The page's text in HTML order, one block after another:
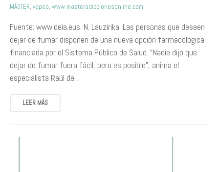
MÁSTER, vapeo, www.masteradiccionesonline.com
Fuente: www.deia.eus. N. Lauzirika. Las personas que deseen
dejar de fumar disponen de una nueva opción farmacológica
financiada por el Sistema Público de Salud. “Nadie dijo que
dejar de fumar fuera fácil, pero es posible”, anima el
especialista Raúl de…
LEER MÁS